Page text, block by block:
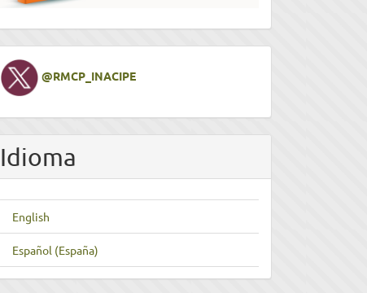
Twitter@RMCP_INACIPE
Idioma
English
Español (España)